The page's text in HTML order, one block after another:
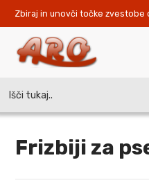
Zbiraj in unovči točke zvestobe
for:
Frizbiji za